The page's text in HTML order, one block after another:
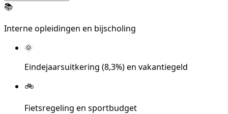
📚
Interne opleidingen en bijscholing
🌞
Eindejaarsuitkering (8,3%) en vakantiegeld
🚲
Fietsregeling en sportbudget